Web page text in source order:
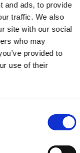
and ads, to provide
traffic. We also
site with our social
who may
provided to
use of their
la plateforme